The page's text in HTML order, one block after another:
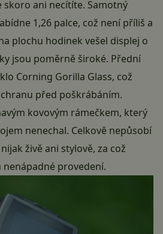
skoro ani necítíte. Samotný
1,26 palce, což není příliš a
plochu hodinek vešel displej o
jsou poměrně široké. Přední
Corning Gorilla Glass, což
před poškrábáním.
kovovým rámečkem, který
nenechal. Celkově nepůsobí
živě ani stylově, za což
provedení.